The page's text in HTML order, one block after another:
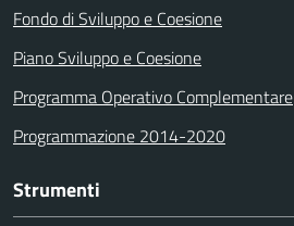
Fondo di Sviluppo e Coesione
Piano Sviluppo e Coesione
Programma Operativo Complementare
Programmazione 2014-2020
Strumenti